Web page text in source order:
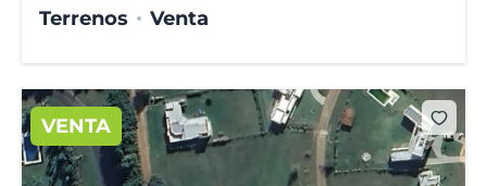
Terrenos Venta
VENTA